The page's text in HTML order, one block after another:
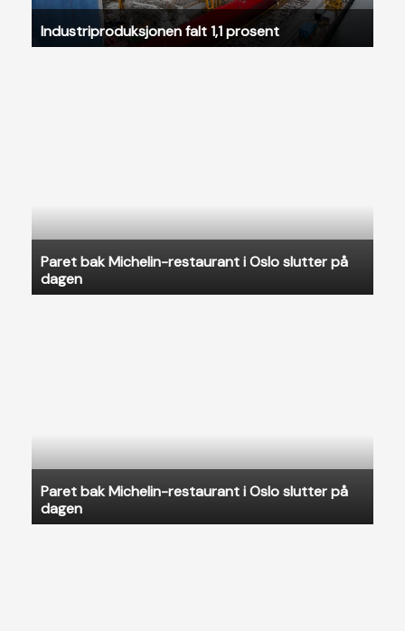
Industriproduksjonen falt 1,1 prosent
Paret bak Michelin-restaurant i Oslo slutter på
dagen
Paret bak Michelin-restaurant i Oslo slutter på
dagen